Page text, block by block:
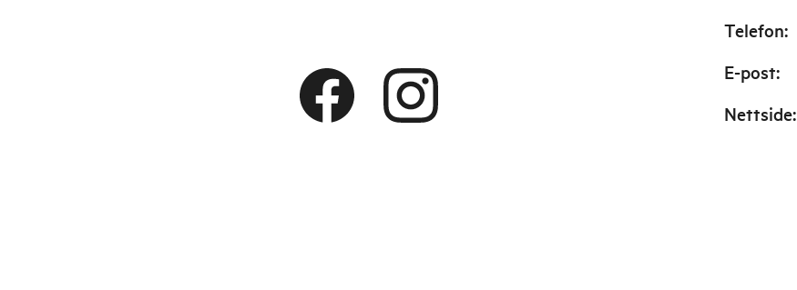
Telefon:
E-post:
Nettside: